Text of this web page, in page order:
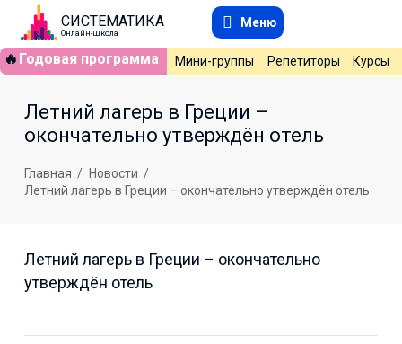
СИСТЕМАТИКА
Онлайн-школа
Меню
🔥 Годовая программа Мини-группы Репетиторы Курсы
Летний лагерь в Греции –
окончательно утверждён отель
Главная / Новости /
Летний лагерь в Греции – окончательно утверждён отель
Летний лагерь в Греции – окончательно
утверждён отель